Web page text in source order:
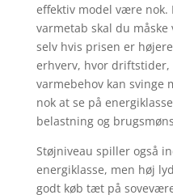
effektiv model være
varmetab skal du
selv hvis prisen er
erhverv, hvor
varmebehov kan svinge
nok at se på
belastning og
Støjniveau spiller også
energiklasse, men høj
godt køb tæt på